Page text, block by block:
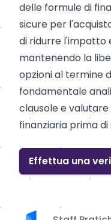
delle formule di
sicure per
di ridurre l'impatto
mantenendo la
opzioni al termine
fondamentale
clausole e
finanziaria prima
Effettua una